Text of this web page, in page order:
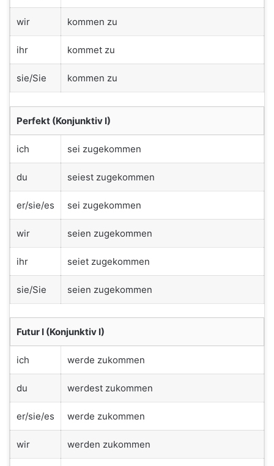
wir kommen zu
ihr kommet zu
sie/Sie kommen zu
Perfekt (Konjunktiv I)
ich sei zugekommen
du seiest zugekommen
er/sie/es sei zugekommen
wir seien zugekommen
ihr seiet zugekommen
sie/Sie seien zugekommen
Futur I (Konjunktiv I)
ich werde zukommen
du werdest zukommen
er/sie/es werde zukommen
wir werden zukommen